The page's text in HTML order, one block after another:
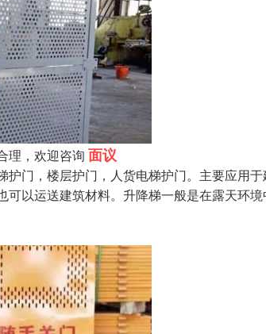
理，欢迎咨询 面议
护门，楼层护门，人货电梯护门。主要应用
可以运送建筑材料。升降梯一般是在露天环